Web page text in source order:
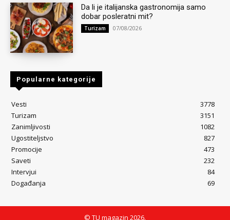
Da li je italijanska gastronomija samo
dobar posleratni mit?
Turizam 07/08/2026
Popularne kategorije
Vesti
3778
Turizam
3151
Zanimljivosti
1082
Ugostiteljstvo
827
Promocije
473
Saveti
232
Intervjui
84
Događanja
69
© TU magazin 2026.